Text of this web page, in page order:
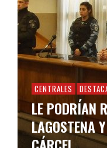
CENTRALES
LE PODRÍAN
LAGOSTENA